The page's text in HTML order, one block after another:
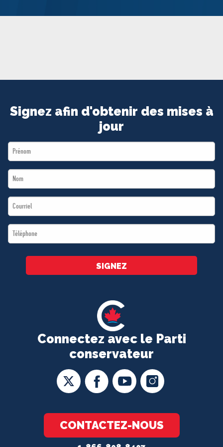
Connectez avec le Parti
conservateur
CONTACTEZ-NOUS
Signez afin d'obtenir des mises à
jour
First
Name
Last
Name
Email
*
Téléphone
*
SIGNEZ